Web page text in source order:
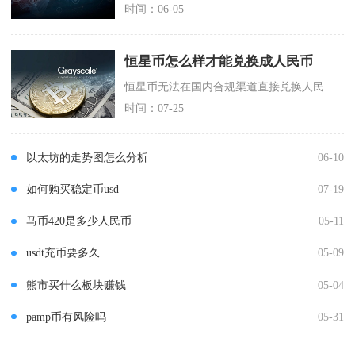
时间：06-05
恒星币怎么样才能兑换成人民币
时间：07-25
以太坊的走势图怎么分析 06-10
如何购买稳定币usd 07-19
马币420是多少人民币 05-11
usdt充币要多久 05-09
熊市买什么板块赚钱 05-04
pamp币有风险吗 05-31